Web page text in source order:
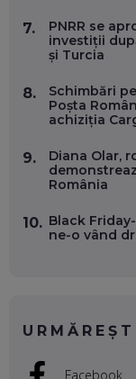
EP. 54
EP. 53
VOICU
TA
RADU
ȚIPĂ,
7.
PNRR se
investiții
și Turcia
8.
Schimbări
Poșta
achiziția
9.
Diana Olar,
România
10. Black
ne-o vând
Facebook